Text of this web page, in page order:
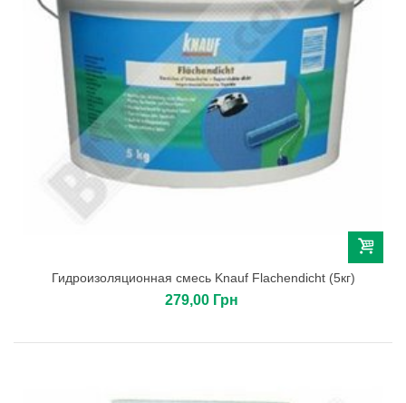
Гидроизоляционная смесь Knauf Flachendicht (5кг)
279,00 Грн